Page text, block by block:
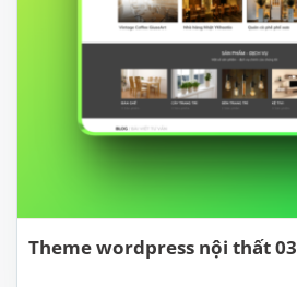
Theme wordpress nội thất 03